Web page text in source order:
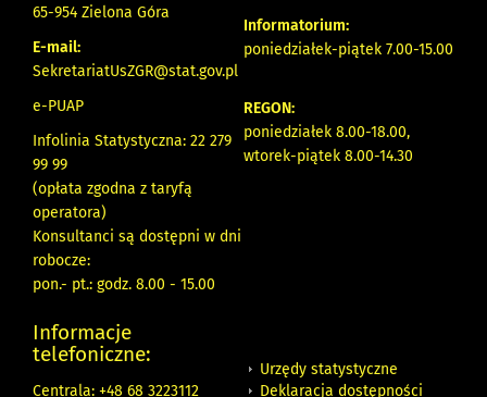
65-954 Zielona Góra
E-mail:
SekretariatUsZGR@stat.gov.pl
e-PUAP
Infolinia Statystyczna: 22 279
99 99
(opłata zgodna z taryfą
operatora)
Konsultanci są dostępni w dni
robocze:
pon.- pt.: godz. 8.00 - 15.00
Informatorium:
poniedziałek-piątek 7.00-15.00
REGON:
poniedziałek 8.00-18.00,
wtorek-piątek 8.00-14.30
Informacje
telefoniczne:
Centrala: +48 68 3223112
Urzędy statystyczne
Deklaracja dostępności